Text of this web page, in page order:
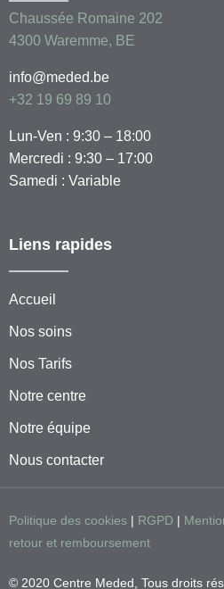
Chaussée Romaine 202
4300 Waremme, BE
info@meded.be
+32 19 69 89 10
Lun-Ven : 9:30 – 18:00
Mercredi : 9:30 – 17:00
Samedi : Variable
Liens rapides
Accueil
Nos soins
Nos Tarifs
Notre centre
Notre équipe
Nous contacter
Politique des cookies | RGPD |
retour et remboursement
© 2020 Centre Meded, Tous droits